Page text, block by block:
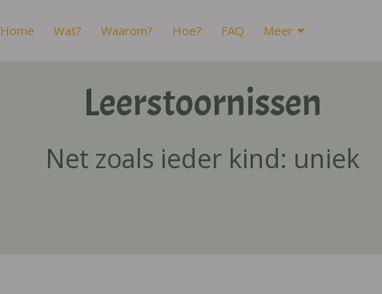
Home Wat? Waarom? Hoe? FAQ Meer
Leerstoornissen
Net zoals ieder kind: uniek